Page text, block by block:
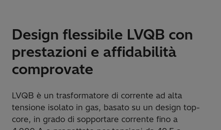
Design flessibile LVQB con
prestazioni e affidabilità
comprovate
LVQB è un trasformatore di corrente ad alta
tensione isolato in gas, basato su un design top-
core, in grado di sopportare corrente fino a